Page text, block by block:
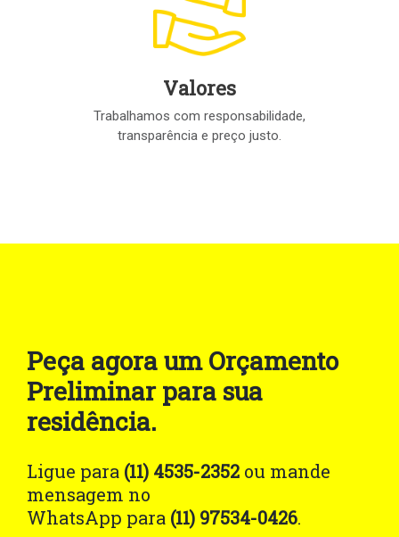
Valores
Trabalhamos com responsabilidade,
transparência e preço justo.
Peça agora um Orçamento
Preliminar para sua
residência.
Ligue para (11) 4535-2352 ou mande
mensagem no
WhatsApp para (11) 97534-0426.